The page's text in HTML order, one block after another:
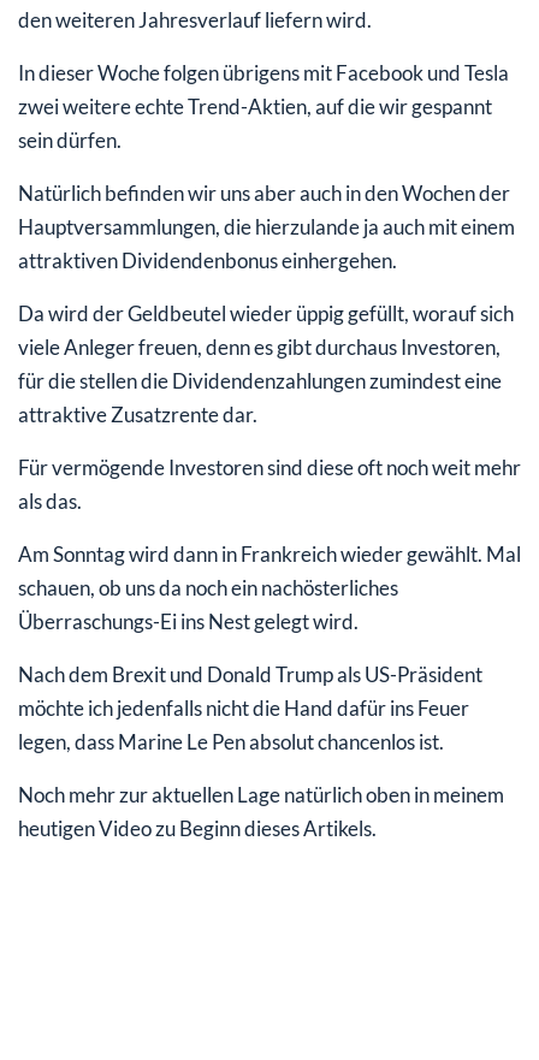
den weiteren Jahresverlauf liefern wird.
In dieser Woche folgen übrigens mit Facebook und Tesla
zwei weitere echte Trend-Aktien, auf die wir gespannt
sein dürfen.
Natürlich befinden wir uns aber auch in den Wochen der
Hauptversammlungen, die hierzulande ja auch mit einem
attraktiven Dividendenbonus einhergehen.
Da wird der Geldbeutel wieder üppig gefüllt, worauf sich
viele Anleger freuen, denn es gibt durchaus Investoren,
für die stellen die Dividendenzahlungen zumindest eine
attraktive Zusatzrente dar.
Für vermögende Investoren sind diese oft noch weit mehr
als das.
Am Sonntag wird dann in Frankreich wieder gewählt. Mal
schauen, ob uns da noch ein nachösterliches
Überraschungs-Ei ins Nest gelegt wird.
Nach dem Brexit und Donald Trump als US-Präsident
möchte ich jedenfalls nicht die Hand dafür ins Feuer
legen, dass Marine Le Pen absolut chancenlos ist.
Noch mehr zur aktuellen Lage natürlich oben in meinem
heutigen Video zu Beginn dieses Artikels.